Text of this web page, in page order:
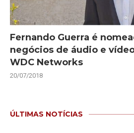
Fernando Guerra é
negócios de áudio e
WDC Networks
20/07/2018
ÚLTIMAS NOTÍCIAS